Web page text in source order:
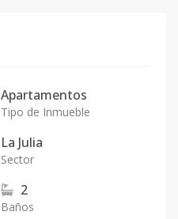
Apartamentos
Tipo de Inmueble
La Julia
Sector
2
Baños